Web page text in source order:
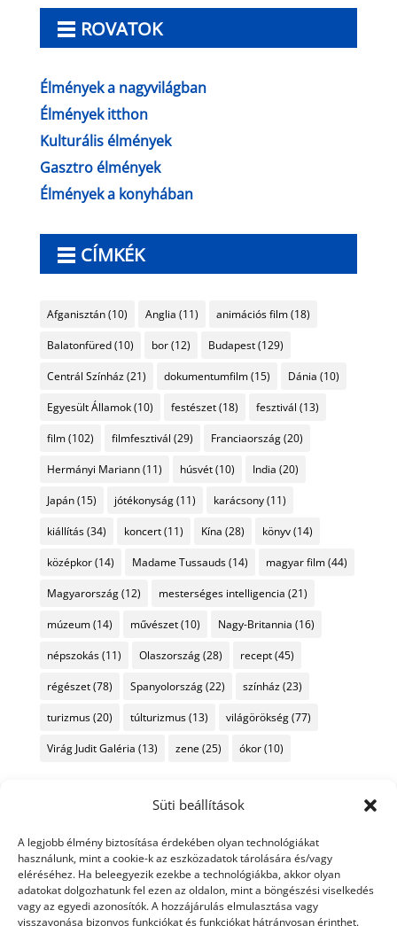
Süti beállítások
A legjobb élmény biztosítása érdekében olyan technológiákat
használunk, mint a cookie-k az eszközadatok tárolására és/vagy
eléréséhez. Ha beleegyezik ezekbe a technológiákba, akkor olyan
adatokat dolgozhatunk fel ezen az oldalon, mint a böngészési viselkedés
vagy az egyedi azonosítók. A hozzájárulás elmulasztása vagy
visszavonása bizonyos funkciókat és funkciókat hátrányosan érinthet.
ROVATOK
Élmények a nagyvilágban
Élmények itthon
Kulturális élmények
Gasztro élmények
Élmények a konyhában
CÍMKÉK
Afganisztán(10) Anglia (11) animációs film(18)
Balatonfüred(10) bor(12) Budapest(129)
Centrál Színház(21) dokumentumfilm(15) Dánia (10)
Egyesült Államok(10) festészet(18) fesztivál (13)
film(102) filmfesztivál (29) Franciaország(20)
Hermányi Mariann(11) húsvét(10) India (20)
Japán(15) jótékonyság(11) karácsony(11)
kiállítás(34) koncert(11) Kína (28) könyv(14)
középkor(14) Madame Tussauds(14) magyar film(44)
Magyarország(12) mesterséges intelligencia (21)
múzeum(14) művészet(10) Nagy-Britannia (16)
népszokás(11) Olaszország(28) recept(45)
régészet(78) Spanyolország(22) színház(23)
turizmus(20) túlturizmus(13) világörökség(77)
Virág Judit Galéria (13) zene (25) ókor(10)